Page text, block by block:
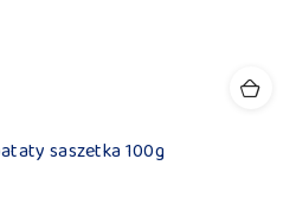
saszetka 100g